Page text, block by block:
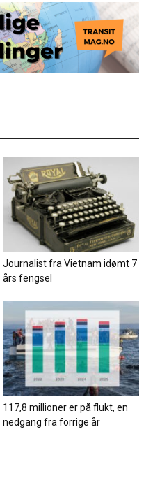
Journalist fra Vietnam idømt 7
års fengsel
117,8 millioner er på flukt, en
nedgang fra forrige år